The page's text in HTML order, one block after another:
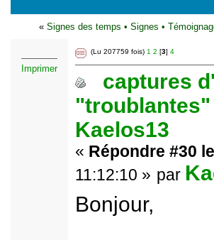
« Signes des temps • Signes •
Imprimer
(Lu 207759 fois) 1 2 [3] 4
captures
Kaelos13
« Répondre #30
11:12:10 » par
Bonjour,